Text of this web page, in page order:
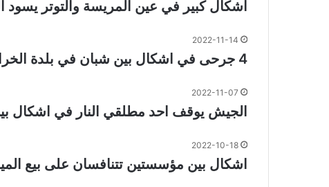
اشكال كبير في عين المريسة والتوتر يسود
2022-11-14
4 جرحى في اشكال بين شبان في بلدة الخرايب
2022-11-07
الجيش يوقف احد مطلقي النار في اشكال
2022-10-18
اشكال بين مؤسستين تتنافسان على بيع